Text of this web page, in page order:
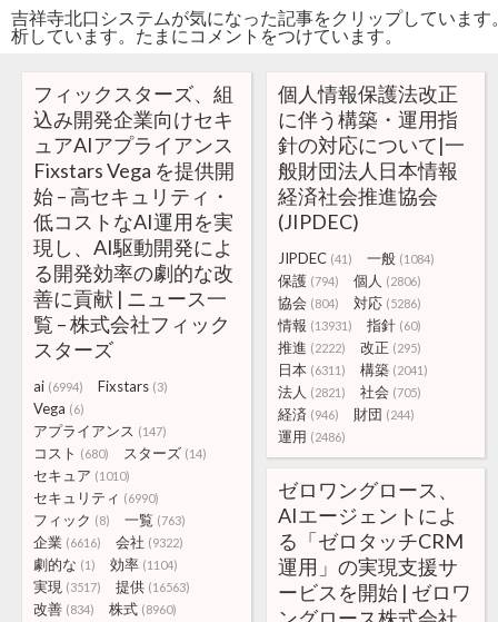
吉祥寺北口システムが気になった記事をクリップしていま
析しています。たまにコメントをつけています。
フィックスターズ、組
込み開発企業向けセキ
ュアAIアプライアンス
Fixstars Vega を提供開
始 – 高セキュリティ・
低コストなAI運用を実
現し、AI駆動開発によ
る開発効率の劇的な改
善に貢献 | ニュース一
覧 – 株式会社フィック
スターズ
ai (6994) Fixstars (3)
Vega (6)
アプライアンス (147)
コスト (680) スターズ (14)
セキュア (1010)
セキュリティ (6990)
フィック (8) 一覧 (763)
企業 (6616) 会社 (9322)
劇的な (1) 効率 (1104)
実現 (3517) 提供 (16563)
改善 (834) 株式 (8960)
個人情報保護法改正
に伴う構築・運用指
針の対応について|一
般財団法人日本情報
経済社会推進協会
(JIPDEC)
JIPDEC (41) 一般 (1084)
保護 (794) 個人 (2806)
協会 (804) 対応 (5286)
情報 (13931) 指針 (60)
推進 (2222) 改正 (295)
日本 (6311) 構築 (2041)
法人 (2821) 社会 (705)
経済 (946) 財団 (244)
運用 (2486)
ゼロワングロース、
AIエージェントによ
る「ゼロタッチCRM
運用」の実現支援サ
ービスを開始 | ゼロワ